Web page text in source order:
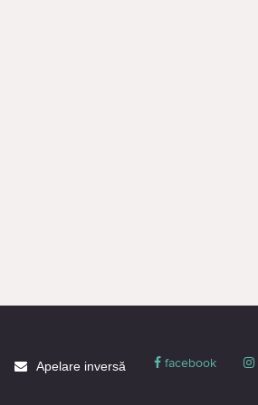
Apelare inversă facebook